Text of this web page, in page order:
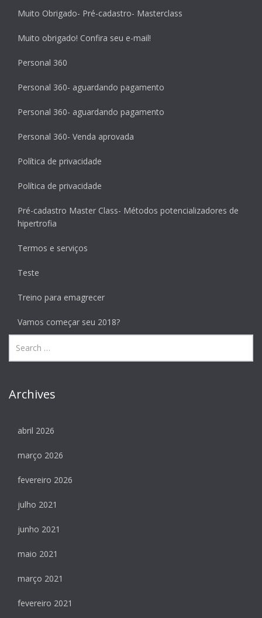
Muito Obrigado- Pré-cadastro- Masterclass
Muito obrigado! Confira seu e-mail!
Personal 360
Personal 360- aguardando pagamento
Personal 360- aguardando pagamento
Personal 360- Venda aprovada
Política de privacidade
Política de privacidade
Pré-cadastro Master Class- Métodos potencializadores de
hipertrofia
Termos e serviços
Teste
Treino para emagrecer
Vamos começar seu 2018?
Archives
abril 2026
março 2026
fevereiro 2026
julho 2021
junho 2021
maio 2021
março 2021
fevereiro 2021